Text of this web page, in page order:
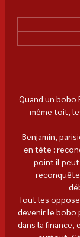
Quand un bobo
même toit,
Benjamin,
en tête :
point il peut
reconquête
Tout les
devenir le bobo
dans la finance,